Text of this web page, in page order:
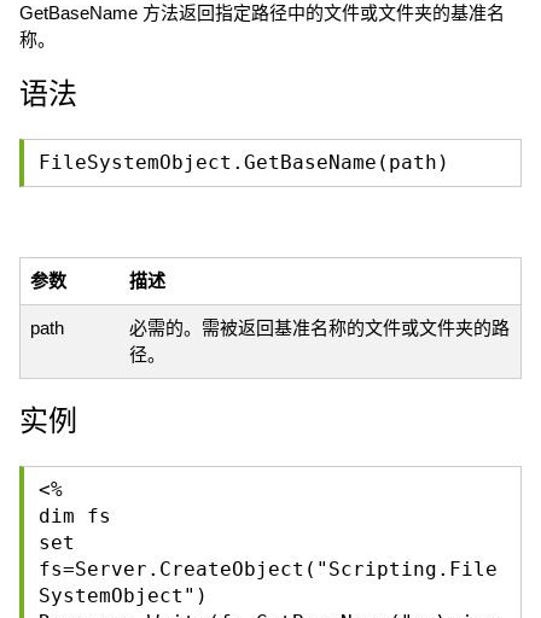
GetBaseName 方法返回指定路径中的文件或文件夹的基准名
称。
语法
FileSystemObject.GetBaseName(path)
参数 描述
path
必需的。需被返回基准名称的文件或文件夹的路
径。
实例
<%
dim fs
set
fs=Server.CreateObject("Scripting.File
SystemObject")